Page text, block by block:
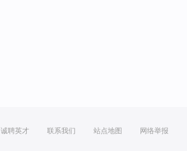
诚聘英才 联系我们 站点地图 网络举报